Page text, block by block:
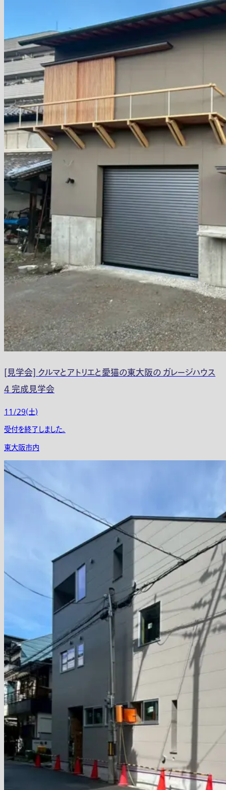
[見学会] クルマとアトリエと愛猫の東大阪の ガレージハウス
4 完成見学会
11/29(土)
受付を終了しました。
東大阪市内